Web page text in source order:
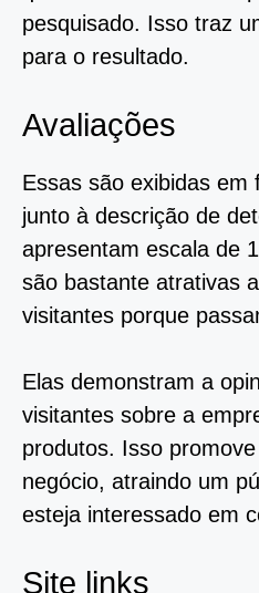
pesquisado. Isso traz
para o resultado.
Avaliações
Essas são exibidas em
junto à descrição de
apresentam escala de
são bastante atrativas
visitantes porque
Elas demonstram a
visitantes sobre a
produtos. Isso
negócio, atraindo um
esteja interessado em
Site links